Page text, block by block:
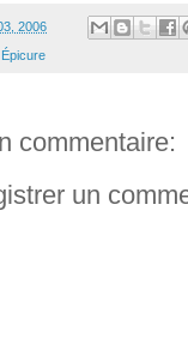
2006
Épicure
commentaire:
un